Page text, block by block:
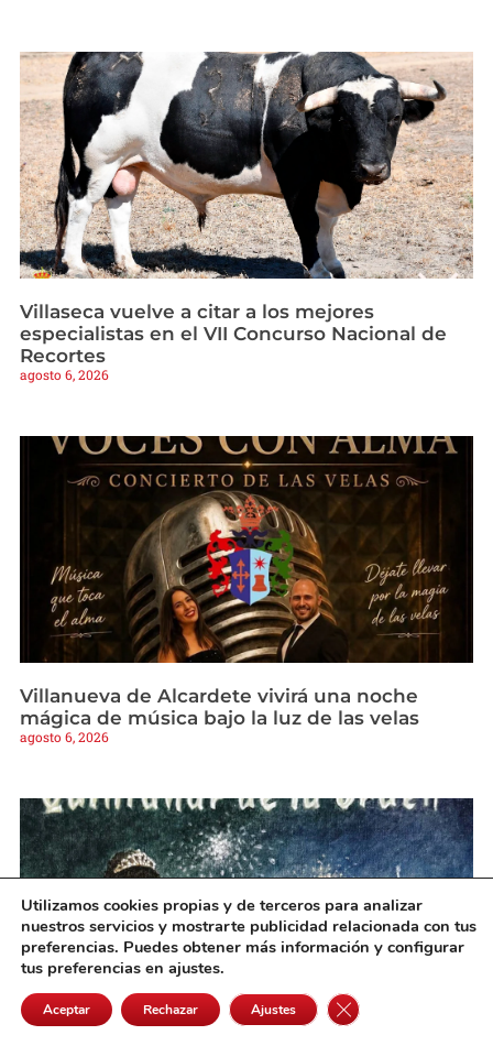
Villaseca vuelve a citar a los mejores
especialistas en el VII Concurso Nacional de
Recortes
agosto 6, 2026
Villanueva de Alcardete vivirá una noche
mágica de música bajo la luz de las velas
agosto 6, 2026
Utilizamos cookies propias y de terceros para analizar
nuestros servicios y mostrarte publicidad relacionada con tus
preferencias. Puedes obtener más información y configurar
tus preferencias en ajustes.
Aceptar Rechazar Ajustes Cerrar el banner de